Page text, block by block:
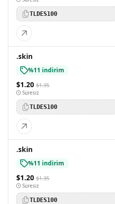
TLDES100
.skin
%11 indirim
$1.20 $1.35
Süresiz
TLDES100
.skin
%11 indirim
$1.20 $1.35
Süresiz
TLDES100